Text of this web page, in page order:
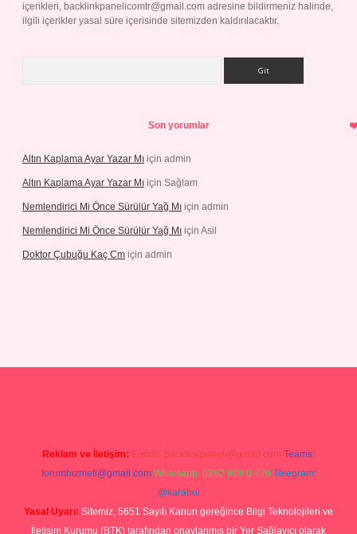
içerikleri, backlinkpanelicomtr@gmail.com adresine bildirmeniz halinde,
ilgili içerikler yasal süre içerisinde sitemizden kaldırılacaktır.
Son yorumlar
Altın Kaplama Ayar Yazar Mı için admin
Altın Kaplama Ayar Yazar Mı için Sağlam
Nemlendirici Mi Önce Sürülür Yağ Mı için admin
Nemlendirici Mi Önce Sürülür Yağ Mı için Asil
Doktor Çubuğu Kaç Cm için admin
Reklam ve İletişim: E-mail: backlinkpaneli@gmail.com Teams:
forumhizmeti@gmail.com Whatsapp: 0262 606 0 726 Telegram:
@karabul
Yasal Uyarı: Sitemiz, 5651 Sayılı Kanun gereğince Bilgi Teknolojileri ve
İletişim Kurumu (BTK) tarafından onaylanmış bir Yer Sağlayıcı olarak